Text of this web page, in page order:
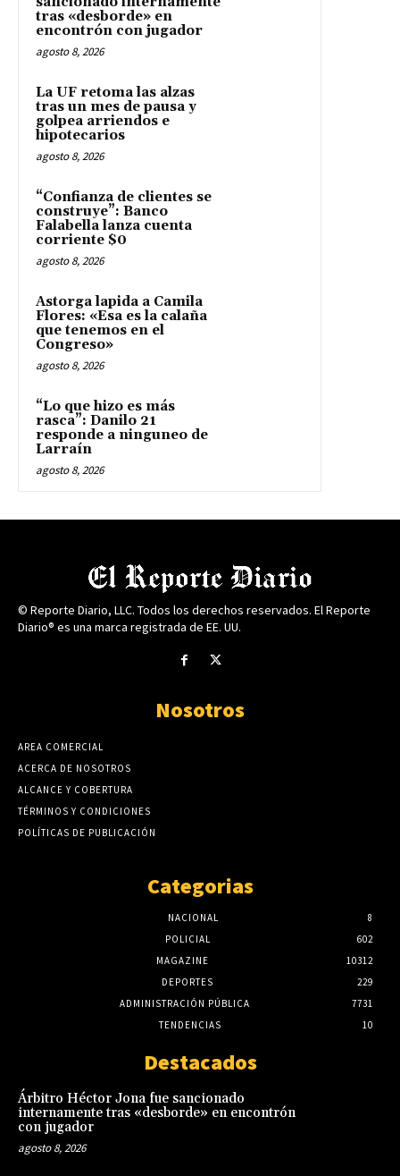
tras «desborde» en
encontrón con jugador
agosto 8, 2026
La UF retoma las alzas
tras un mes de pausa y
golpea arriendos e
hipotecarios
agosto 8, 2026
“Confianza de clientes se
construye”: Banco
Falabella lanza cuenta
corriente $0
agosto 8, 2026
Astorga lapida a Camila
Flores: «Esa es la calaña
que tenemos en el
Congreso»
agosto 8, 2026
“Lo que hizo es más
rasca”: Danilo 21
responde a ninguneo de
Larraín
agosto 8, 2026
© Reporte Diario, LLC. Todos los derechos reservados. El Reporte
Diario® es una marca registrada de EE. UU.
Nosotros
AREA COMERCIAL
ACERCA DE NOSOTROS
ALCANCE Y COBERTURA
TÉRMINOS Y CONDICIONES
POLÍTICAS DE PUBLICACIÓN
Categorias
NACIONAL
8
POLICIAL
602
MAGAZINE
10312
DEPORTES
229
ADMINISTRACIÓN PÚBLICA
7731
TENDENCIAS
10
Destacados
Árbitro Héctor Jona fue sancionado
internamente tras «desborde» en encontrón
con jugador
agosto 8, 2026